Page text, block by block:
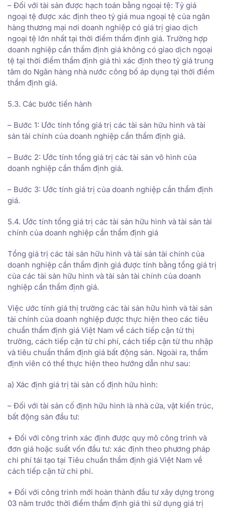
– Đối với tài sản được hạch toán bằng ngoại tệ: Tỷ giá
ngoại tệ được xác định theo tỷ giá mua ngoại tệ của ngân
hàng thương mại nơi doanh nghiệp có giá trị giao dịch
ngoại tệ lớn nhất tại thời điểm thẩm định giá. Trường hợp
doanh nghiệp cần thẩm định giá không có giao dịch ngoại
tệ tại thời điểm thẩm định giá thì xác định theo tỷ giá trung
tâm do Ngân hàng nhà nước công bố áp dụng tại thời điểm
thẩm định giá.
5.3. Các bước tiến hành
– Bước 1: Ước tính tổng giá trị các tài sản hữu hình và tài
sản tài chính của doanh nghiệp cần thẩm định giá.
– Bước 2: Ước tính tổng giá trị các tài sản vô hình của
doanh nghiệp cần thẩm định giá.
– Bước 3: Ước tính giá trị của doanh nghiệp cần thẩm định
giá.
5.4. Ước tính tổng giá trị các tài sản hữu hình và tài sản tài
chính của doanh nghiệp cần thẩm định giá
Tổng giá trị các tài sản hữu hình và tài sản tài chính của
doanh nghiệp cần thẩm định giá được tính bằng tổng giá trị
của các tài sản hữu hình và tài sản tài chính của doanh
nghiệp cần thẩm định giá.
Việc ước tính giá thị trường các tài sản hữu hình và tài sản
tài chính của doanh nghiệp được thực hiện theo các tiêu
chuẩn thẩm định giá Việt Nam về cách tiếp cận từ thị
trường, cách tiếp cận từ chi phí, cách tiếp cận từ thu nhập
và tiêu chuẩn thẩm định giá bất động sản. Ngoài ra, thẩm
định viên có thể thực hiện theo hướng dẫn như sau:
a) Xác định giá trị tài sản cố định hữu hình:
– Đối với tài sản cố định hữu hình là nhà cửa, vật kiến trúc,
bất động sản đầu tư:
+ Đối với công trình xác định được quy mô công trình và
đơn giá hoặc suất vốn đầu tư: xác định theo phương pháp
chi phí tái tạo tại Tiêu chuẩn thẩm định giá Việt Nam về
cách tiếp cận từ chi phí.
+ Đối với công trình mới hoàn thành đầu tư xây dựng trong
03 năm trước thời điểm thẩm định giá thì sử dụng giá trị